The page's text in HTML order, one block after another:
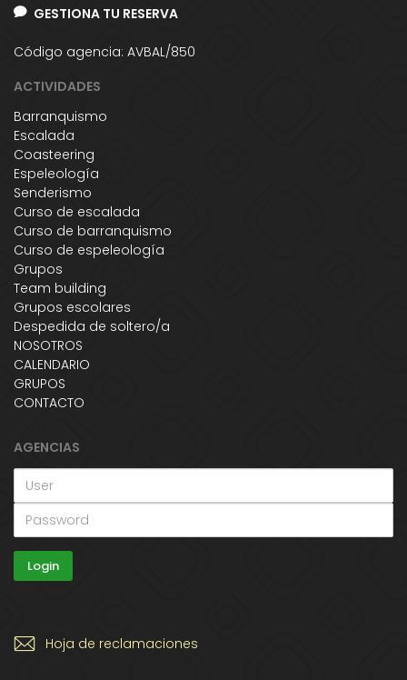
GESTIONA TU RESERVA
Código agencia: AVBAL/850
ACTIVIDADES
Barranquismo
Escalada
Coasteering
Espeleología
Senderismo
Curso de escalada
Curso de barranquismo
Curso de espeleología
Grupos
Team building
Grupos escolares
Despedida de soltero/a
NOSOTROS
CALENDARIO
GRUPOS
CONTACTO
AGENCIAS
Hoja de reclamaciones